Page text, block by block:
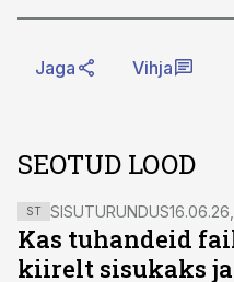
Jaga Vihja
SEOTUD LOOD
ST SISUTURUNDUS
Kas tuhandeid
kiirelt sisukaks